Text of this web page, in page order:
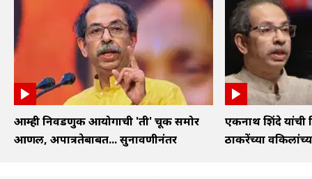
आम्ही निवडणुक आयोगाची 'ती' चूक समोर
आणली, अपात्रतेबाबत... सुनावणीनंतर
एकनाथ शिंदे यांची
ठाकरेंच्या